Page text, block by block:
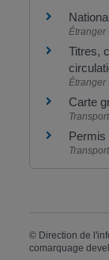
Étranger
Titres,
Étranger
Carte
Permis
© Direction de
comarquage